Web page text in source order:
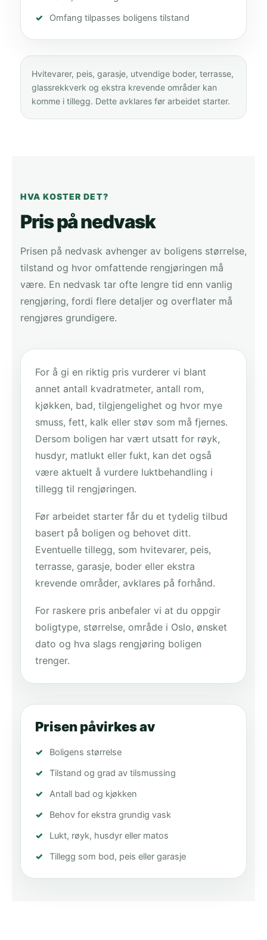
Omfang tilpasses boligens tilstand
Hvitevarer, peis, garasje, utvendige boder, terrasse,
glassrekkverk og ekstra krevende områder kan
komme i tillegg. Dette avklares før arbeidet starter.
HVA KOSTER DET?
Pris på nedvask
Prisen på nedvask avhenger av boligens størrelse,
tilstand og hvor omfattende rengjøringen må
være. En nedvask tar ofte lengre tid enn vanlig
rengjøring, fordi flere detaljer og overflater må
rengjøres grundigere.
For å gi en riktig pris vurderer vi blant
annet antall kvadratmeter, antall rom,
kjøkken, bad, tilgjengelighet og hvor mye
smuss, fett, kalk eller støv som må fjernes.
Dersom boligen har vært utsatt for røyk,
husdyr, matlukt eller fukt, kan det også
være aktuelt å vurdere luktbehandling i
tillegg til rengjøringen.
Før arbeidet starter får du et tydelig tilbud
basert på boligen og behovet ditt.
Eventuelle tillegg, som hvitevarer, peis,
terrasse, garasje, boder eller ekstra
krevende områder, avklares på forhånd.
For raskere pris anbefaler vi at du oppgir
boligtype, størrelse, område i Oslo, ønsket
dato og hva slags rengjøring boligen
trenger.
Prisen påvirkes av
Boligens størrelse
Tilstand og grad av tilsmussing
Antall bad og kjøkken
Behov for ekstra grundig vask
Lukt, røyk, husdyr eller matos
Tillegg som bod, peis eller garasje